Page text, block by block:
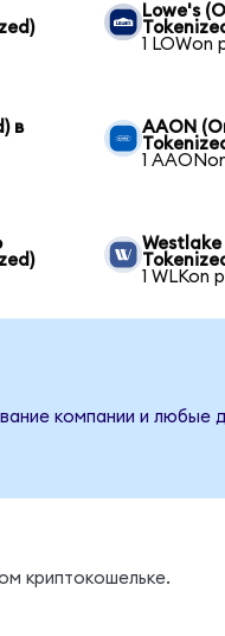
Lowe's
1 LOWon
в
AAON
1
1 WLKon
компании и любые
криптокошельке.